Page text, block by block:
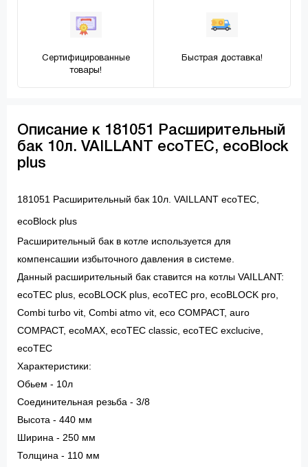
Сертифицированные
товары!
Быстрая доставка!
Описание к 181051 Расширительный
бак 10л. VAILLANT ecoTEC, ecoBlock
plus
181051 Расширительный бак 10л. VAILLANT ecoTEC,
ecoBlock plus
Расширительный бак в котле используется для
компенсашии избыточного давления в системе.
Данный расширительный бак ставится на котлы VAILLANT:
ecoTEC plus, ecoBLOCK plus, ecoTEC pro, ecoBLOCK pro,
Combi turbo vit, Combi atmo vit, eco COMPACT, auro
COMPACT, ecoMAX, ecoTEC classic, ecoTEC exclucive,
ecoTEC
Характеристики:
Обьем - 10л
Соединительная резьба - 3/8
Высота - 440 мм
Ширина - 250 мм
Толщина - 110 мм